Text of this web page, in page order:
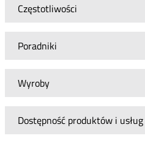
Częstotliwości
Poradniki
Wyroby
Dostępność produktów i usług